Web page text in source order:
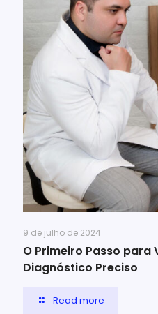
9 de julho de 2024
O Primeiro Passo para
Diagnóstico Preciso
Read more